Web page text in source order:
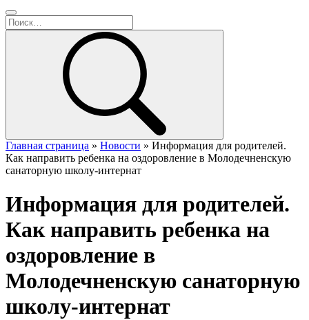
Главная страница » Новости » Информация для родителей.
Как направить ребенка на оздоровление в Молодечненскую
санаторную школу-интернат
Информация для родителей.
Как направить ребенка на
оздоровление в
Молодечненскую санаторную
школу-интернат